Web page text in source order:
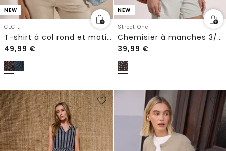
NEW
CECIL
T-shirt à col rond et motif léopard
49,99 €
NEW
Street One
Chemisier à manches 3/4, à col fendu et rubans
39,99 €